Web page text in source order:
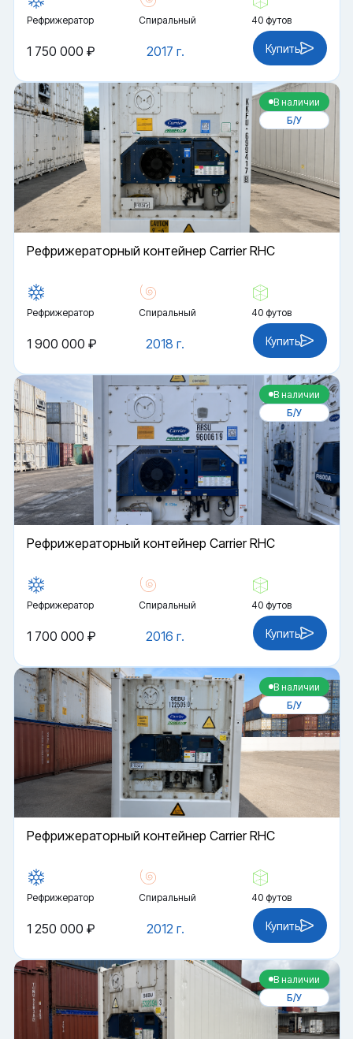
Рефрижератор Спиральный 40 футов
2017 г.
1 750 000 ₽ Купить
В наличии
Б/У
Рефрижераторный контейнер Carrier RHC
Рефрижератор Спиральный 40 футов
2018 г.
1 900 000 ₽ Купить
В наличии
Б/У
Рефрижераторный контейнер Carrier RHC
Рефрижератор Спиральный 40 футов
2016 г.
1 700 000 ₽ Купить
В наличии
Б/У
Рефрижераторный контейнер Carrier RHC
Рефрижератор Спиральный 40 футов
2012 г.
1 250 000 ₽ Купить
В наличии
Б/У